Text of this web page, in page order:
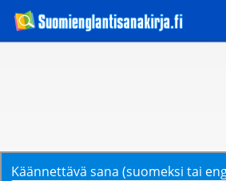
Käännettävä sana (suomeksi tai